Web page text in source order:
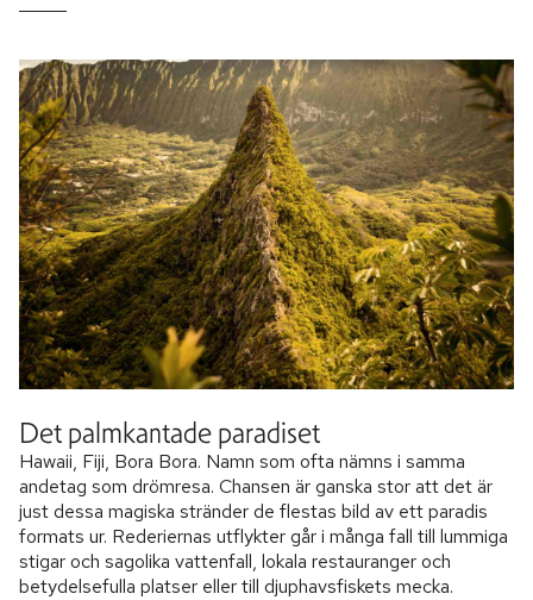
Det palmkantade paradiset
Hawaii, Fiji, Bora Bora. Namn som ofta nämns i samma
andetag som drömresa. Chansen är ganska stor att det är
just dessa magiska stränder de flestas bild av ett paradis
formats ur. Rederiernas utflykter går i många fall till lummiga
stigar och sagolika vattenfall, lokala restauranger och
betydelsefulla platser eller till djuphavsfiskets mecka.